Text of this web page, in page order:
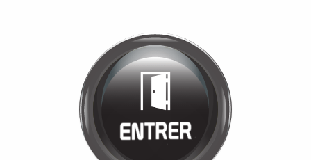
Bienvenue chez
MANÈGE DE LA
TUILERIE
Cliquez pour entrer